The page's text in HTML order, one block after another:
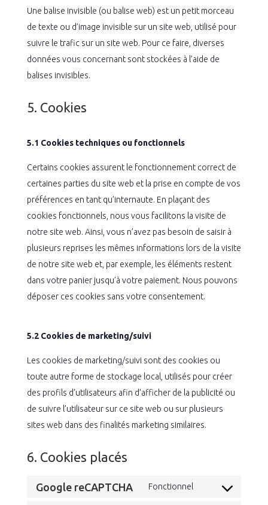
Une balise invisible (ou balise web) est un petit morceau
de texte ou d’image invisible sur un site web, utilisé pour
suivre le trafic sur un site web. Pour ce faire, diverses
données vous concernant sont stockées à l’aide de
balises invisibles.
5. Cookies
5.1 Cookies techniques ou fonctionnels
Certains cookies assurent le fonctionnement correct de
certaines parties du site web et la prise en compte de vos
préférences en tant qu’internaute. En plaçant des
cookies fonctionnels, nous vous facilitons la visite de
notre site web. Ainsi, vous n’avez pas besoin de saisir à
plusieurs reprises les mêmes informations lors de la visite
de notre site web et, par exemple, les éléments restent
dans votre panier jusqu’à votre paiement. Nous pouvons
déposer ces cookies sans votre consentement.
5.2 Cookies de marketing/suivi
Les cookies de marketing/suivi sont des cookies ou
toute autre forme de stockage local, utilisés pour créer
des profils d’utilisateurs afin d’afficher de la publicité ou
de suivre l’utilisateur sur ce site web ou sur plusieurs
sites web dans des finalités marketing similaires.
6. Cookies placés
Google reCAPTCHA Fonctionnel
Consent